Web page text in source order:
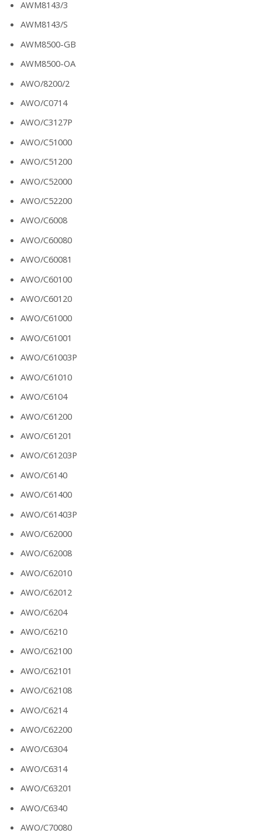
AWM8143/3
AWM8143/S
AWM8500-GB
AWM8500-OA
AWO/8200/2
AWO/C0714
AWO/C3127P
AWO/C51000
AWO/C51200
AWO/C52000
AWO/C52200
AWO/C6008
AWO/C60080
AWO/C60081
AWO/C60100
AWO/C60120
AWO/C61000
AWO/C61001
AWO/C61003P
AWO/C61010
AWO/C6104
AWO/C61200
AWO/C61201
AWO/C61203P
AWO/C6140
AWO/C61400
AWO/C61403P
AWO/C62000
AWO/C62008
AWO/C62010
AWO/C62012
AWO/C6204
AWO/C6210
AWO/C62100
AWO/C62101
AWO/C62108
AWO/C6214
AWO/C62200
AWO/C6304
AWO/C6314
AWO/C63201
AWO/C6340
AWO/C70080